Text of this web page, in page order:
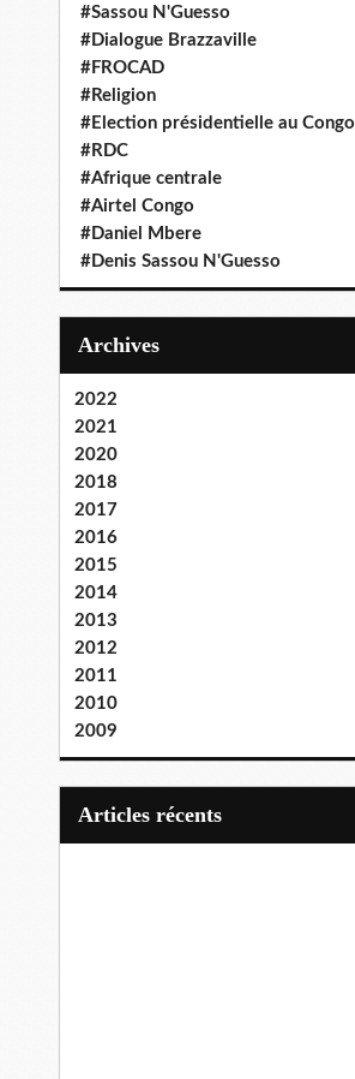
#Sassou N'Guesso
#Dialogue Brazzaville
#FROCAD
#Religion
#Election présidentielle au Congo
#RDC
#Afrique centrale
#Airtel Congo
#Daniel Mbere
#Denis Sassou N'Guesso
Archives
2022
2021
2020
2018
2017
2016
2015
2014
2013
2012
2011
2010
2009
articles récents